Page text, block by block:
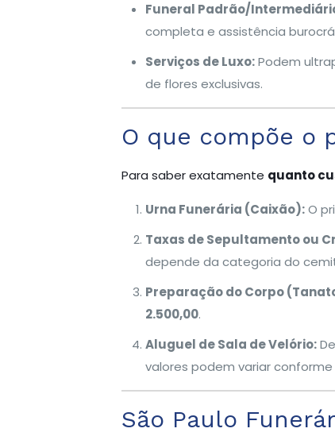
Funeral Padrão/
completa e assistência
Serviços de Luxo:Podem
de flores exclusivas.
O que compõe o
Para saber exatamente quanto
Urna Funerária (Caixão):O
Taxas de Sepultamento ou
depende da categoria do
Preparação do Corpo
2.500,00.
Aluguel de Sala de Velório:
valores podem variar
São Paulo